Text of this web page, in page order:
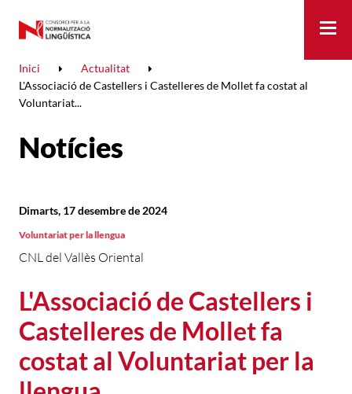
Inici
Actualitat
L'Associació de Castellers i Castelleres de Mollet fa costat al
Voluntariat...
Notícies
L'Associació de Castellers i
Castelleres de Mollet fa
costat al Voluntariat per la
CNL del Vallès Oriental
Dimarts, 17 desembre de 2024
Voluntariat per la llengua